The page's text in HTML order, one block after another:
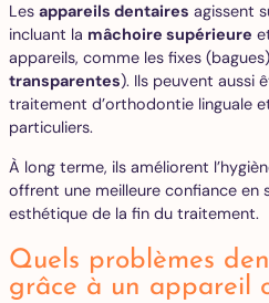
Les appareils dentaires agissent
incluant la mâchoire supérieure
appareils, comme les fixes
transparentes). Ils peuvent aussi
traitement d’orthodontie linguale
particuliers.
À long terme, ils améliorent
offrent une meilleure confiance en
esthétique de la fin du traitement.
Quels problèmes
grâce à un appareil